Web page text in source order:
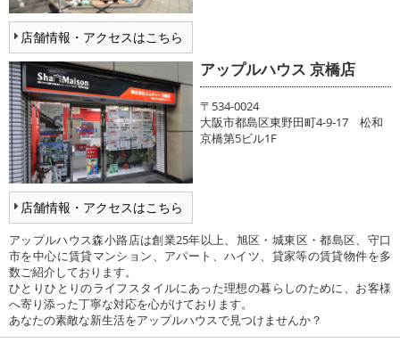
店舗情報・アクセスはこちら
店舗情報・アクセスはこちら
アップルハウス 京橋店
〒534-0024
大阪市都島区東野田町4-9-17 松和
京橋第5ビル1F
アップルハウス森小路店は創業25年以上、旭区・城東区・都島区、守口
市を中心に賃貸マンション、アパート、ハイツ、貸家等の賃貸物件を多
数ご紹介しております。
ひとりひとりのライフスタイルにあった理想の暮らしのために、お客様
へ寄り添った丁寧な対応を心がけております。
あなたの素敵な新生活をアップルハウスで見つけませんか？